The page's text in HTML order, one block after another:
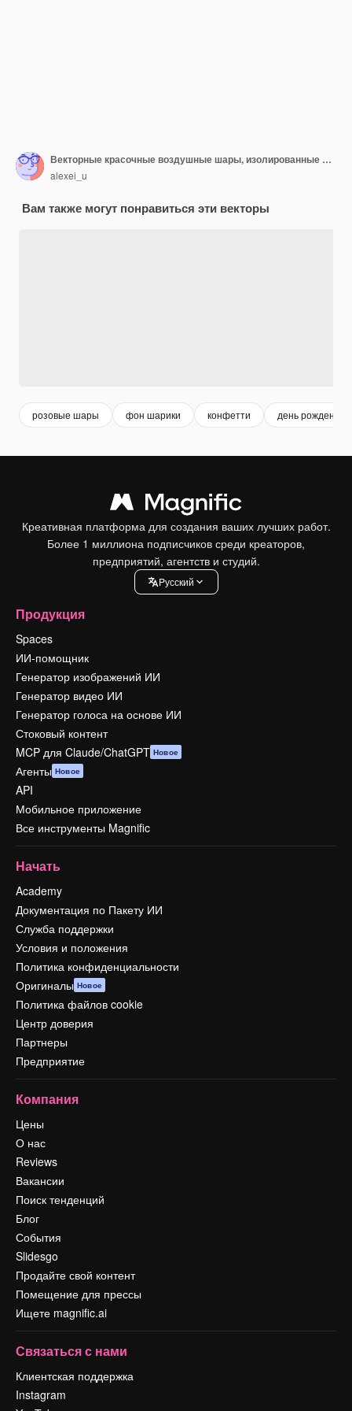
Векторные красочные воздушные шары, изолированные на png, праздничные 3d гелиевые шары, дизайн дня рождения
alexei_u
Вам также могут понравиться эти векторы
розовые шары фон шарики конфетти день рождения
Креативная платформа для создания ваших лучших работ.
Более 1 миллиона подписчиков среди креаторов,
предприятий, агентств и студий.
Pусский
Продукция
Spaces
ИИ-помощник
Генератор изображений ИИ
Генератор видео ИИ
Генератор голоса на основе ИИ
Стоковый контент
MCP для Claude/ChatGPT Новое
Агенты Новое
API
Мобильное приложение
Все инструменты Magnific
Начать
Academy
Документация по Пакету ИИ
Служба поддержки
Условия и положения
Политика конфиденциальности
Оригиналы Новое
Политика файлов cookie
Центр доверия
Партнеры
Предприятие
Компания
Цены
О нас
Reviews
Вакансии
Поиск тенденций
Блог
События
Slidesgo
Продайте свой контент
Помещение для прессы
Ищете magnific.ai
Связаться с нами
Клиентская поддержка
Instagram